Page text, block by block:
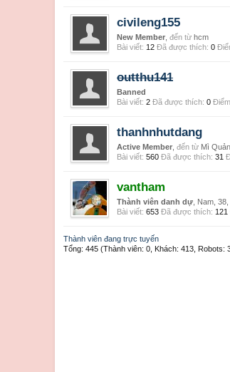
civileng155
New Member đến từ hcm
Bài viết: 12 Đã được thích: 0
outthu141
Banned
Bài viết: 2 Đã được thích: 0
thanhnhutdang
Active Member đến từ Mì
Bài viết: 560 Đã được thích: 31
vantham
Thành viên danh dự , Nam, 38,
Bài viết: 653 Đã được thích: 121
Thành viên đang trực tuyến
Tổng: 445 (Thành viên: 0, Khách: 413, Robots: